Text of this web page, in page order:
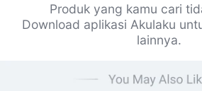
Produk yang kamu cari
Download aplikasi Akulaku
lainnya.